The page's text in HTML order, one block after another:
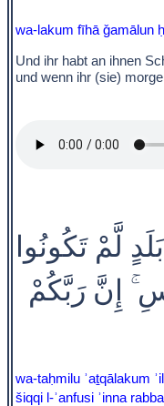
wa-lakum fīhā ǧamālun
Und ihr habt an ihnen
und wenn ihr (sie)
لَّمْ تَكُونُوا
إِنَّ رَبَّكُمْ
wa-taḥmilu ʾaṯqālakum
šiqqi l-ʾanfusi ʾinna